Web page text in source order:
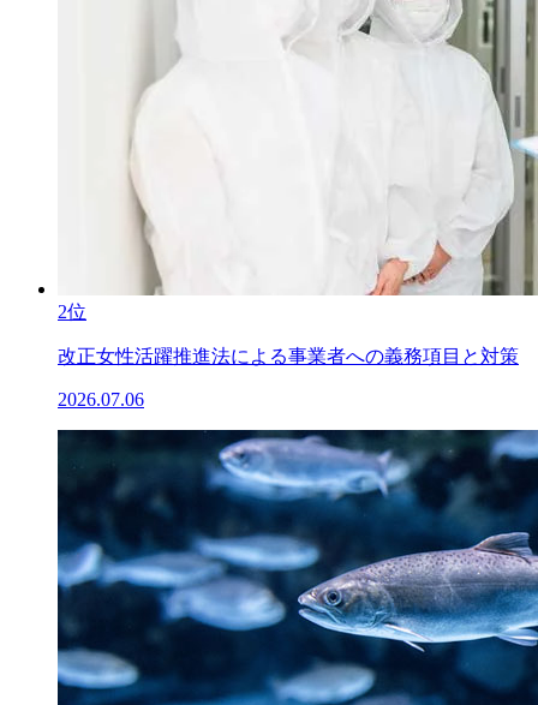
2位
改正女性活躍推進法による事業者への義務項目と対策
2026.07.06